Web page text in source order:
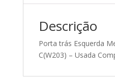
Usada
Descrição
Porta trás Esquerda
C(W203) – Usada